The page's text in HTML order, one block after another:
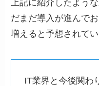
上記に紹介したよう
だまだ導入が進んで
増えると予想されてい
IT業界と今後関わ